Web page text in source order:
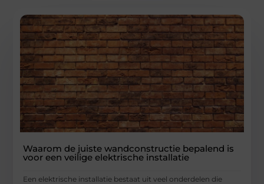
Waarom de juiste wandconstructie bepalend is
voor een veilige elektrische installatie
Een elektrische installatie bestaat uit veel onderdelen die